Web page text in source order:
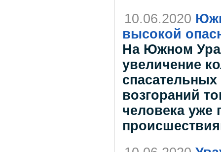
10.06.2020
высокой
На Южном
увеличение
возгораний
человека уже